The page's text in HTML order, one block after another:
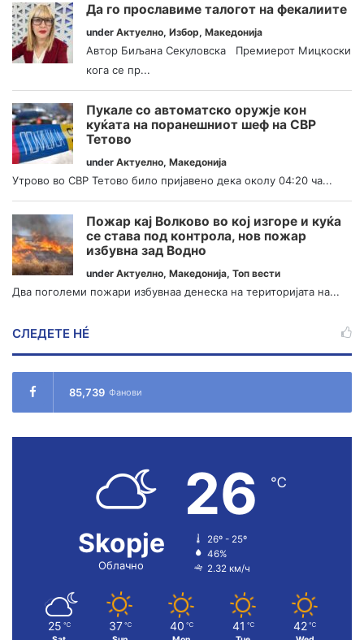
Да го прославиме талогот на фекалиите
under Актуелно, Избор, Македонија
Автор Биљана Секуловска Премиерот Мицкоски
кога се пр...
Пукале со автоматско оружје кон
куќата на поранешниот шеф на СВР
Тетово
under Актуелно, Македонија
Утрово во СВР Тетово било пријавено дека околу 04:20 ча...
Пожар кај Волково во кој изгоре и куќа
се става под контрола, нов пожар
избувна зад Водно
under Актуелно, Македонија, Топ вести
Два поголеми пожари избувнаа денеска на територијата на...
СЛЕДЕТЕ НÉ
85,739 Фанови
Skopje
Облачно
26 ℃
26º - 25º
46%
2.32 км/ч
25 ℃ 37 ℃ 40 ℃ 41 ℃ 42 ℃